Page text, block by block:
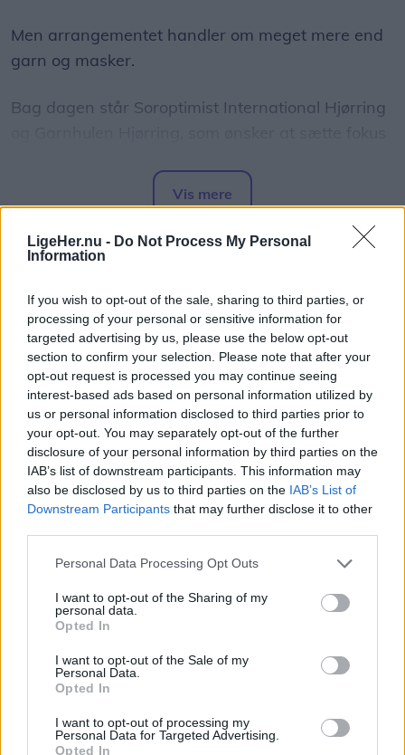
LigeHer.nu - Do Not Process My Personal
Information
If you wish to opt-out of the sale, sharing to third parties, or
processing of your personal or sensitive information for
targeted advertising by us, please use the below opt-out
section to confirm your selection. Please note that after your
opt-out request is processed you may continue seeing
interest-based ads based on personal information utilized by
us or personal information disclosed to third parties prior to
your opt-out. You may separately opt-out of the further
disclosure of your personal information by third parties on the
IAB’s list of downstream participants. This information may
also be disclosed by us to third parties on the IAB’s List of
Downstream Participants that may further disclose it to other
Personal Data Processing Opt Outs
I want to opt-out of the Sharing of my
personal data.
Opted In
I want to opt-out of the Sale of my
Personal Data.
Opted In
I want to opt-out of processing my
Personal Data for Targeted Advertising.
Opted In
Men arrangementet handler om meget mere end
garn og masker.
Bag dagen står Soroptimist International Hjørring
til at styrke den mentale sundhed og skabe nye
relationer.
- Strik handler ikke kun om det færdige resultat.
andre mennesker og være en del af et fællesskab,
lyder tanken bag arrangementet.
Masser af inspiration
Dagen byder på besøg af flere kendte navne fra
strikkeuniverset.
YouTube-duoen Garn og Glimmer fortæller om
deres passion for strik og om, hvorfor kreativitet,
venskaber og mental trivsel hænger tæt sammen.
publikum med tilbage i historien og fortæller om en
tid, hvor både mænd, kvinder og skolebørn
strikkede side om side.
fra podcasten ’Ret og Vrang’ samt fåreavler
Vis mere
Spar-butik holder traditionsrigt
klovneløb og sommerfest
Jens Brændgaard
Følg os på Discover